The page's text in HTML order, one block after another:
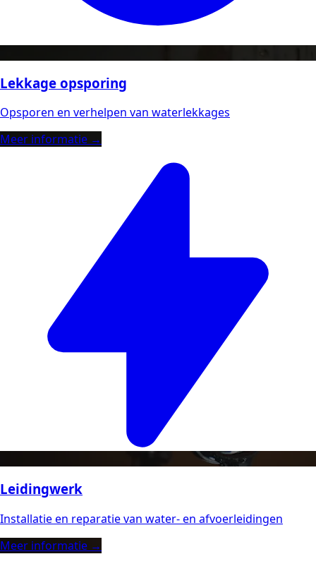
Lekkage opsporing
Opsporen en verhelpen van waterlekkages
Meer informatie →
Leidingwerk
Installatie en reparatie van water- en afvoerleidingen
Meer informatie →